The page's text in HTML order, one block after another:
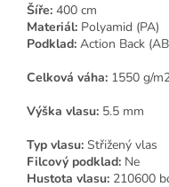
Šíře: 400 cm
Materiál: Polyamid (PA)
Podklad: Action Back
Celková váha: 1550 g/
Výška vlasu: 5.5 mm
Typ vlasu: Střižený vlas
Filcový podklad: Ne
Hustota vlasu: 210600